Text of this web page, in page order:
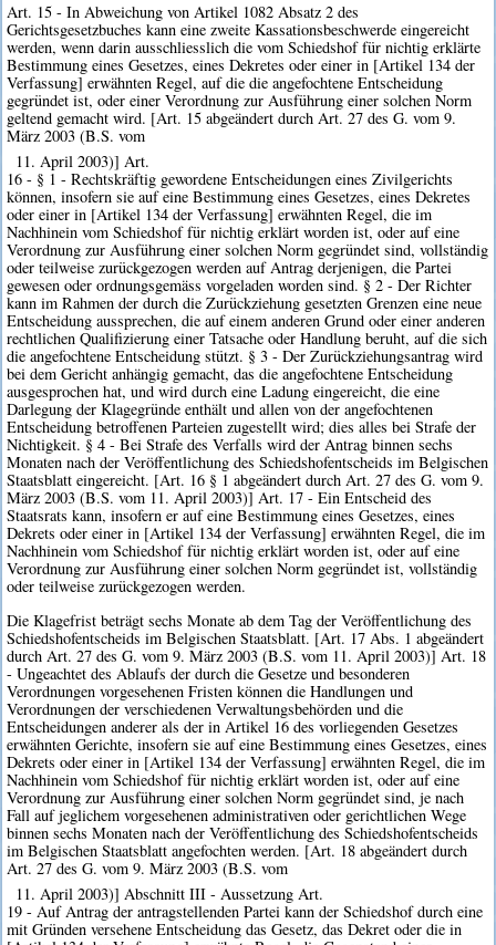
Art. 15 - In Abweichung von Artikel 1082 Absatz 2 des
Gerichtsgesetzbuches kann eine zweite Kassationsbeschwerde eingereicht
werden, wenn darin ausschliesslich die vom Schiedshof für nichtig erklärte
Bestimmung eines Gesetzes, eines Dekretes oder einer in [Artikel 134 der
Verfassung] erwähnten Regel, auf die die angefochtene Entscheidung
gegründet ist, oder einer Verordnung zur Ausführung einer solchen Norm
geltend gemacht wird. [Art. 15 abgeändert durch Art. 27 des G. vom 9.
März 2003 (B.S. vom
11. April 2003)] Art.
16 - § 1 - Rechtskräftig gewordene Entscheidungen eines Zivilgerichts
können, insofern sie auf eine Bestimmung eines Gesetzes, eines Dekretes
oder einer in [Artikel 134 der Verfassung] erwähnten Regel, die im
Nachhinein vom Schiedshof für nichtig erklärt worden ist, oder auf eine
Verordnung zur Ausführung einer solchen Norm gegründet sind, vollständig
oder teilweise zurückgezogen werden auf Antrag derjenigen, die Partei
gewesen oder ordnungsgemäss vorgeladen worden sind. § 2 - Der Richter
kann im Rahmen der durch die Zurückziehung gesetzten Grenzen eine neue
Entscheidung aussprechen, die auf einem anderen Grund oder einer anderen
rechtlichen Qualifizierung einer Tatsache oder Handlung beruht, auf die sich
die angefochtene Entscheidung stützt. § 3 - Der Zurückziehungsantrag wird
bei dem Gericht anhängig gemacht, das die angefochtene Entscheidung
ausgesprochen hat, und wird durch eine Ladung eingereicht, die eine
Darlegung der Klagegründe enthält und allen von der angefochtenen
Entscheidung betroffenen Parteien zugestellt wird; dies alles bei Strafe der
Nichtigkeit. § 4 - Bei Strafe des Verfalls wird der Antrag binnen sechs
Monaten nach der Veröffentlichung des Schiedshofentscheids im Belgischen
Staatsblatt eingereicht. [Art. 16 § 1 abgeändert durch Art. 27 des G. vom 9.
März 2003 (B.S. vom 11. April 2003)] Art. 17 - Ein Entscheid des
Staatsrats kann, insofern er auf eine Bestimmung eines Gesetzes, eines
Dekrets oder einer in [Artikel 134 der Verfassung] erwähnten Regel, die im
Nachhinein vom Schiedshof für nichtig erklärt worden ist, oder auf eine
Verordnung zur Ausführung einer solchen Norm gegründet ist, vollständig
oder teilweise zurückgezogen werden.
Die Klagefrist beträgt sechs Monate ab dem Tag der Veröffentlichung des
Schiedshofentscheids im Belgischen Staatsblatt. [Art. 17 Abs. 1 abgeändert
durch Art. 27 des G. vom 9. März 2003 (B.S. vom 11. April 2003)] Art. 18
- Ungeachtet des Ablaufs der durch die Gesetze und besonderen
Verordnungen vorgesehenen Fristen können die Handlungen und
Verordnungen der verschiedenen Verwaltungsbehörden und die
Entscheidungen anderer als der in Artikel 16 des vorliegenden Gesetzes
erwähnten Gerichte, insofern sie auf eine Bestimmung eines Gesetzes, eines
Dekrets oder einer in [Artikel 134 der Verfassung] erwähnten Regel, die im
Nachhinein vom Schiedshof für nichtig erklärt worden ist, oder auf eine
Verordnung zur Ausführung einer solchen Norm gegründet sind, je nach
Fall auf jeglichem vorgesehenen administrativen oder gerichtlichen Wege
binnen sechs Monaten nach der Veröffentlichung des Schiedshofentscheids
im Belgischen Staatsblatt angefochten werden. [Art. 18 abgeändert durch
Art. 27 des G. vom 9. März 2003 (B.S. vom
11. April 2003)] Abschnitt III - Aussetzung Art.
19 - Auf Antrag der antragstellenden Partei kann der Schiedshof durch eine
mit Gründen versehene Entscheidung das Gesetz, das Dekret oder die in